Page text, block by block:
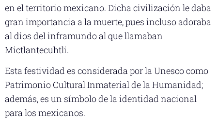
en el territorio mexicano. Dicha civilización le daba
gran importancia a la muerte, pues incluso adoraba
al dios del inframundo al que llamaban
Mictlantecuhtli.
Esta festividad es considerada por la Unesco como
Patrimonio Cultural Inmaterial de la Humanidad;
además, es un símbolo de la identidad nacional
para los mexicanos.